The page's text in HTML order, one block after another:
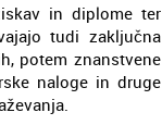
in diplome ter
tudi zaključna
potem znanstvene
naloge in druge